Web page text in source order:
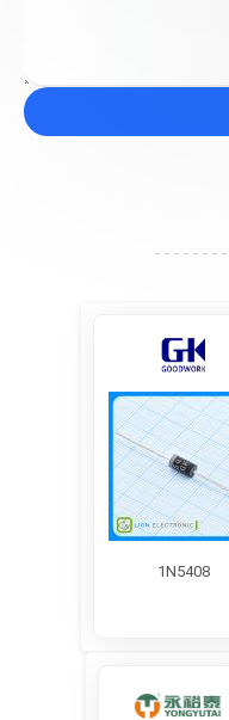
1N5408